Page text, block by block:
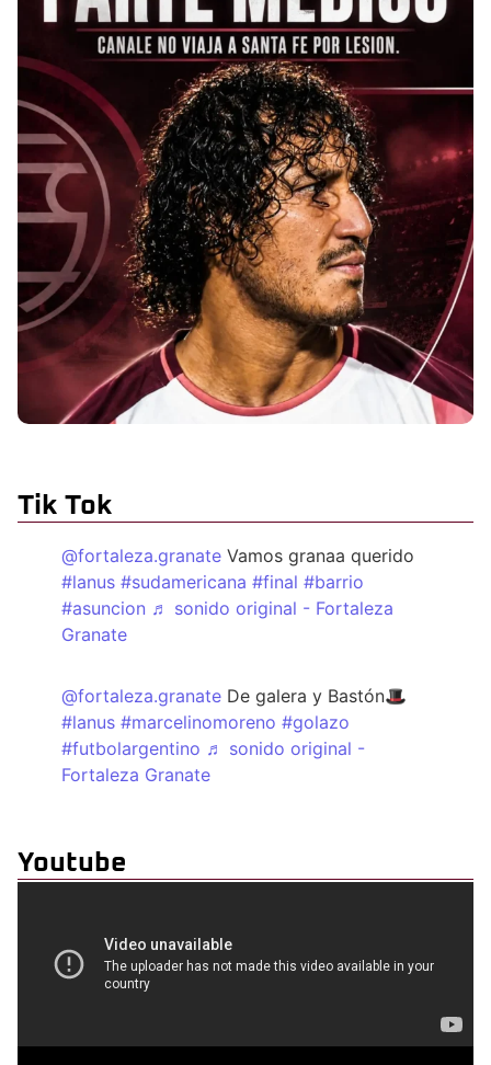
Tik Tok
@fortaleza.granate Vamos granaa querido
#lanus #sudamericana #final #barrio
#asuncion ♬ sonido original - Fortaleza
Granate
@fortaleza.granate De galera y Bastón🎩
#lanus #marcelinomoreno #golazo
#futbolargentino ♬ sonido original -
Fortaleza Granate
Youtube